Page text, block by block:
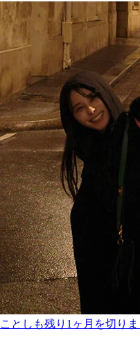
ことしも残り1ヶ月を切り